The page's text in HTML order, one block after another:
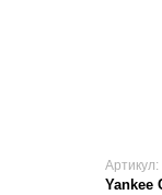
Yankee